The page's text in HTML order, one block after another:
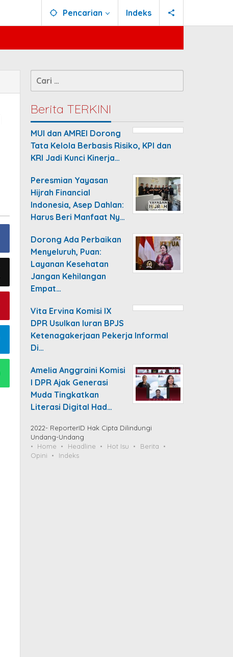
Pencarian Indeks
Cari
untuk:
Berita TERKINI
MUI dan AMREI Dorong
Tata Kelola Berbasis Risiko, KPI dan
KRI Jadi Kunci Kinerja…
Peresmian Yayasan
Hijrah Financial
Indonesia, Asep Dahlan:
Harus Beri Manfaat Ny…
Dorong Ada Perbaikan
Menyeluruh, Puan:
Layanan Kesehatan
Jangan Kehilangan
Empat…
Vita Ervina Komisi IX
DPR Usulkan Iuran BPJS
Ketenagakerjaan Pekerja Informal
Di…
Amelia Anggraini Komisi
I DPR Ajak Generasi
Muda Tingkatkan
Literasi Digital Had…
2022- ReporterID Hak Cipta Dilindungi
Undang-Undang
Home
Headline Hot Isu
Berita
Opini
Indeks